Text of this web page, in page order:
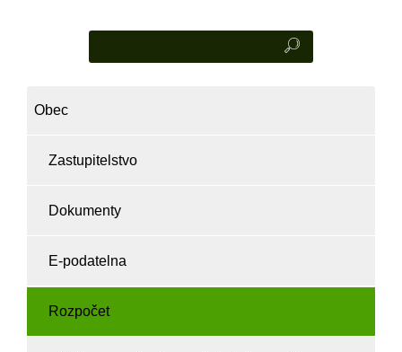
Obec
Zastupitelstvo
Dokumenty
E-podatelna
Rozpočet